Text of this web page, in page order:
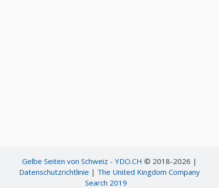
Gelbe Seiten von Schweiz - YDO.CH © 2018-2026 |
Datenschutzrichtlinie | The United Kingdom Company
Search 2019